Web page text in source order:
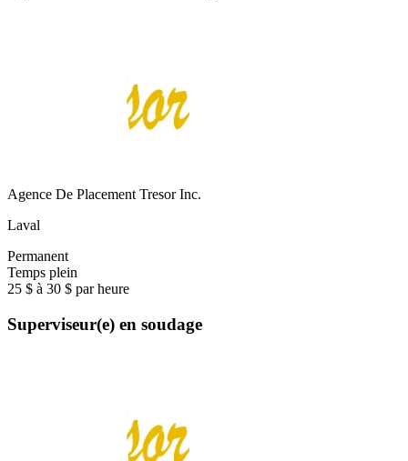
Agence De Placement Tresor Inc.
Laval
Permanent
Temps plein
25 $ à 30 $ par heure
Superviseur(e) en soudage